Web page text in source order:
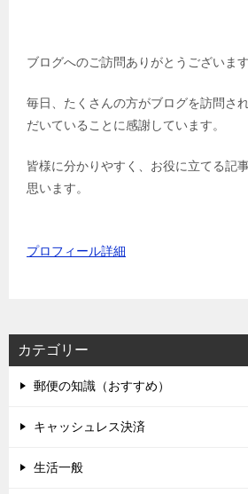
ブログへのご訪問ありがとうございます
毎日、たくさんの方がブログを訪問さ
だいていることに感謝しています。
皆様に分かりやすく、お役に立てる記
思います。
プロフィール詳細
カテゴリー
郵便の知識（おすすめ）
キャッシュレス決済
生活一般